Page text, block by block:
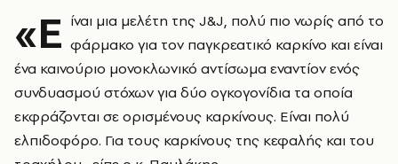
«Ε ίναι μια μελέτη της J&J, πολύ πιο νωρίς από το
φάρμακο για τον παγκρεατικό καρκίνο και είναι
ένα καινούριο μονοκλωνικό αντίσωμα εναντίον ενός
συνδυασμού στόχων για δύο ογκογονίδια τα οποία
εκφράζονται σε ορισμένους καρκίνους. Είναι πολύ
ελπιδοφόρο. Για τους καρκίνους της κεφαλής και του